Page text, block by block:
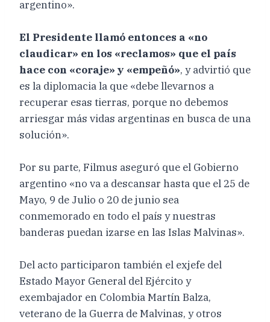
argentino».
El Presidente llamó entonces a «no
claudicar» en los «reclamos» que el país
hace con «coraje» y «empeñó», y advirtió que
es la diplomacia la que «debe llevarnos a
recuperar esas tierras, porque no debemos
arriesgar más vidas argentinas en busca de una
solución».
Por su parte, Filmus aseguró que el Gobierno
argentino «no va a descansar hasta que el 25 de
Mayo, 9 de Julio o 20 de junio sea
conmemorado en todo el país y nuestras
banderas puedan izarse en las Islas Malvinas».
Del acto participaron también el exjefe del
Estado Mayor General del Ejército y
exembajador en Colombia Martín Balza,
veterano de la Guerra de Malvinas, y otros